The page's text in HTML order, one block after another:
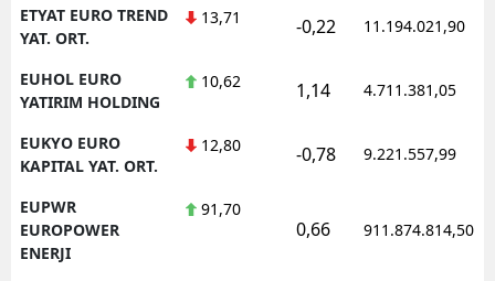
ETYAT EURO TREND
YAT. ORT.
13,71 -0,22 11.194.021,90
EUHOL EURO
YATIRIM HOLDING
10,62 1,14 4.711.381,05
EUKYO EURO
KAPITAL YAT. ORT.
12,80 -0,78 9.221.557,99
EUPWR
EUROPOWER
ENERJI
91,70
0,66 911.874.814,50